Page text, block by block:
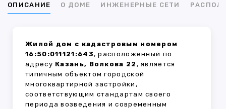
ОПИСАНИЕ О ДОМЕ ИНЖЕНЕРНЫЕ СЕТИ
Жилой дом с кадастровым номером
16:50:011121:643, расположенный по
адресу Казань, Волкова 22 , является
типичным объектом городской
многоквартирной застройки,
соответствующим стандартам своего
периода возведения и современным